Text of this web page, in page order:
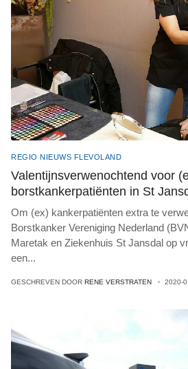
REGIO NIEUWS FLEVOLAND
Valentijnsverwenochtend voor
borstkankerpatiënten in St
Om (ex) kankerpatiënten extra te
Borstkanker Vereniging Nederland
Maretak en Ziekenhuis St Jansdal op
een...
GESCHREVEN DOOR RENE VERSTRATEN 2020-